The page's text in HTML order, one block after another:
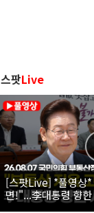
스팟Live
[스팟Live] *풀영상*
면!"...李대통령 향한
| 26.08.07 국민의힘